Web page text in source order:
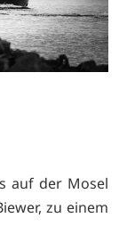
auf der Mosel
zu einem